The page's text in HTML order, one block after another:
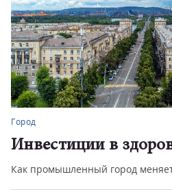
Город
Инвестиции в
Как промышленный город меняет